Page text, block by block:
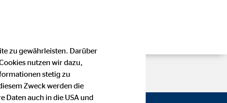
zu gewährleisten. Darüber
nutzen wir dazu,
stetig zu
Zweck werden die
Daten auch in die USA und